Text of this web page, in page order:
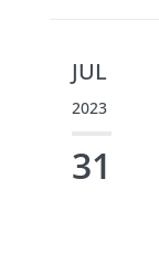
JUL
2023
31